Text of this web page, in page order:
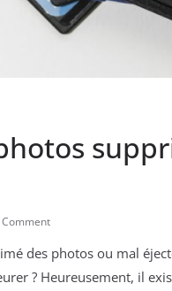
Comment
des photos ou mal
? Heureusement, il